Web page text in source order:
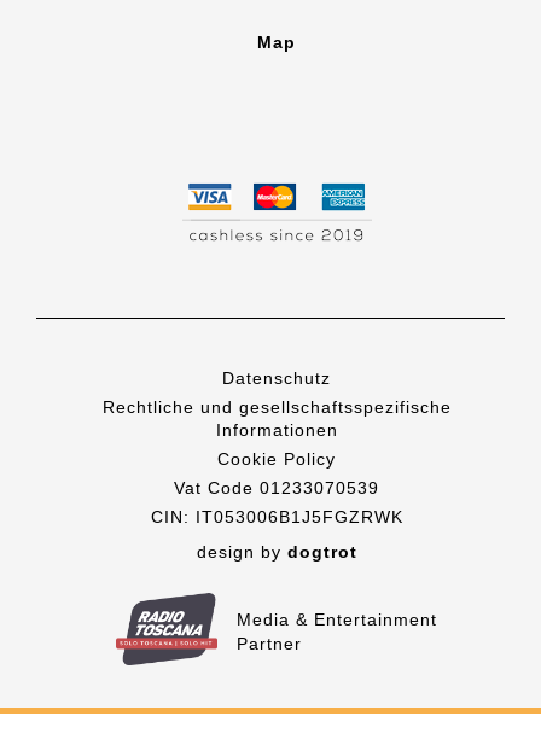
Map
Datenschutz
Rechtliche und gesellschaftsspezifische
Informationen
Cookie Policy
Vat Code 01233070539
CIN: IT053006B1J5FGZRWK
design by dogtrot
Media & Entertainment
Partner